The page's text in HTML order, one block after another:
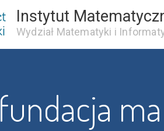
Instytut
Wydział Matematyki i
fundacja